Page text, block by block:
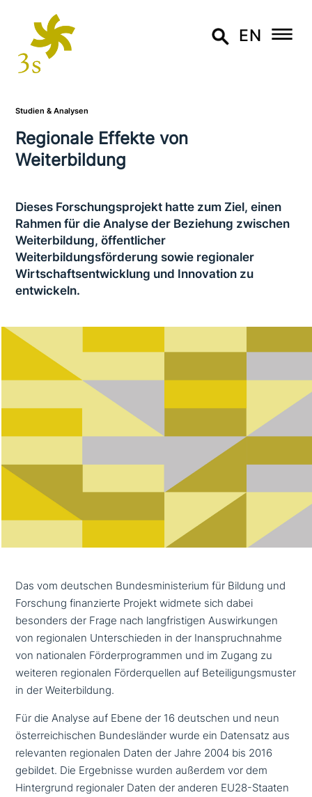
EN
Studien & Analysen
Regionale Effekte von
Weiterbildung
Dieses Forschungsprojekt hatte zum Ziel, einen
Rahmen für die Analyse der Beziehung zwischen
Weiterbildung, öffent­li­cher
Weiterbildungsförderung sowie regio­na­ler
Wirtschaftsentwicklung und Innovation zu
entwickeln.
Das vom deutschen Bundesministerium für Bildung und
Forschung finan­zier­te Projekt widmete sich dabei
besonders der Frage nach lang­fri­sti­gen Auswirkungen
von regio­na­len Unterschieden in der Inanspruchnahme
von natio­na­len Förderprogrammen und im Zugang zu
weiteren regio­na­len Förderquellen auf Beteiligungsmuster
in der Weiterbildung.
Für die Analyse auf Ebene der 16 deutschen und neun
öster­rei­chi­schen Bundesländer wurde ein Datensatz aus
rele­van­ten regio­na­len Daten der Jahre 2004 bis 2016
gebildet. Die Ergebnisse wurden außerdem vor dem
Hintergrund regio­na­ler Daten der anderen EU28-Staaten